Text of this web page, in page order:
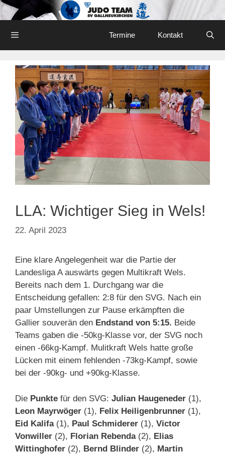
Skip
to
content
Termine Kontakt
LLA: Wichtiger Sieg in Wels!
22. April 2023
Eine klare Angelegenheit war die Partie der
Landesliga A auswärts gegen Multikraft Wels.
Bereits nach dem 1. Durchgang war die
Entscheidung gefallen: 2:8 für den SVG. Nach ein
paar Umstellungen zur Pause erkämpften die
Gallier souverän den Endstand von 5:15. Beide
Teams gaben die -50kg-Klasse vor, der SVG noch
einen -66kg-Kampf. Mulitkraft Wels hatte große
Lücken mit einem fehlenden -73kg-Kampf, sowie
bei der -90kg- und +90kg-Klasse.
Die Punkte für den SVG: Julian Haugeneder (1),
Leon Mayrwöger (1), Felix Heiligenbrunner (1),
Eid Kalifa (1), Paul Schmiderer (1), Victor
Vonwiller (2), Florian Rebenda(2), Elias
Wittinghofer (2), Bernd Blinder (2), Martin